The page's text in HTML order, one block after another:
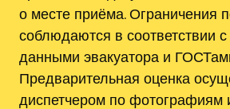
о месте приёма. Ограничения
соблюдаются в соответствии
данными эвакуатора и
Предварительная оценка
диспетчером по фотографиям